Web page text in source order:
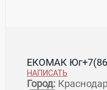
ЕКОМАК Юг
НАПИСАТЬ
Город: